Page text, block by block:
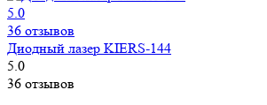
5.0
36 отзывов
Диодный лазер KIERS-144
5.0
36 отзывов